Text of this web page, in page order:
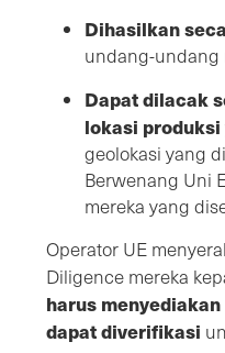
Dihasilkan
undang-undang
Dapat dilacak
lokasi
geolokasi yang
Berwenang Uni
mereka yang
Operator UE
Diligence mereka
harus
dapat diverifikasi